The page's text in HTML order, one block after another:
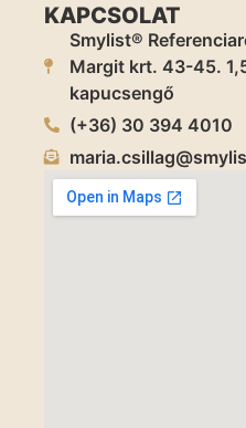
KAPCSOLAT
Smylist®
Margit krt. 43-45.
kapucsengő
(+36) 30 394 4010